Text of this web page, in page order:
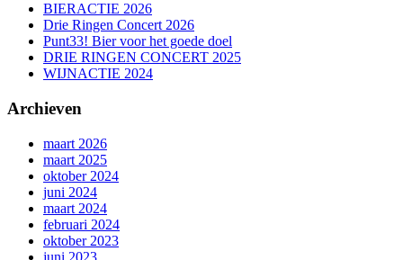
BIERACTIE 2026
Drie Ringen Concert 2026
Punt33! Bier voor het goede doel
DRIE RINGEN CONCERT 2025
WIJNACTIE 2024
Archieven
maart 2026
maart 2025
oktober 2024
juni 2024
maart 2024
februari 2024
oktober 2023
juni 2023